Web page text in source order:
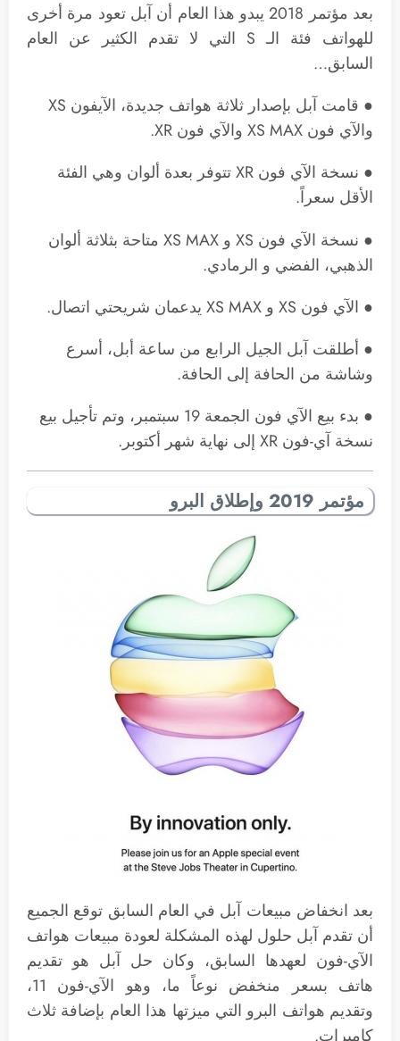
بعد مؤتمر 2018 يبدو هذا العام أن آبل تعود مرة أخرى
للهواتف فئة الـ S التي لا تقدم الكثير عن العام
السابق…
● قامت آبل بإصدار ثلاثة هواتف جديدة، الآيفون XS
والآي فون XS MAX والآي فون XR.
● نسخة الآي فون XR تتوفر بعدة ألوان وهي الفئة
الأقل سعراً.
● نسخة الآي فون XS و XS MAX متاحة بثلاثة ألوان
الذهبي، الفضي و الرمادي.
● الآي فون XS و XS MAX يدعمان شريحتي اتصال.
● أطلقت آبل الجيل الرابع من ساعة أبل، أسرع
وشاشة من الحافة إلى الحافة.
● بدء بيع الآي فون الجمعة 19 سبتمبر، وتم تأجيل بيع
نسخة آي-فون XR إلى نهاية شهر أكتوبر.
مؤتمر 2019 وإطلاق البرو
بعد انخفاض مبيعات آبل في العام السابق توقع الجميع
أن تقدم آبل حلول لهذه المشكلة لعودة مبيعات هواتف
الآي-فون لعهدها السابق، وكان حل آبل هو تقديم
هاتف بسعر منخفض نوعاً ما، وهو الآي-فون 11،
وتقديم هواتف البرو التي ميزتها هذا العام بإضافة ثلاث
كاميرات.